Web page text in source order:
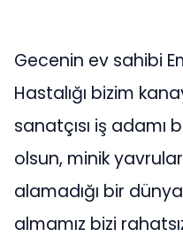
Gecenin ev sahibi
Hastalığı bizim
sanatçısı iş adamı
olsun, minik
alamadığı bir
almamız bizi